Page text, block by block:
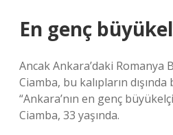
En genç
Ancak Ankara’daki Romanya
Ciamba, bu kalıpların
“Ankara’nın en genç
Ciamba, 33 yaşında.